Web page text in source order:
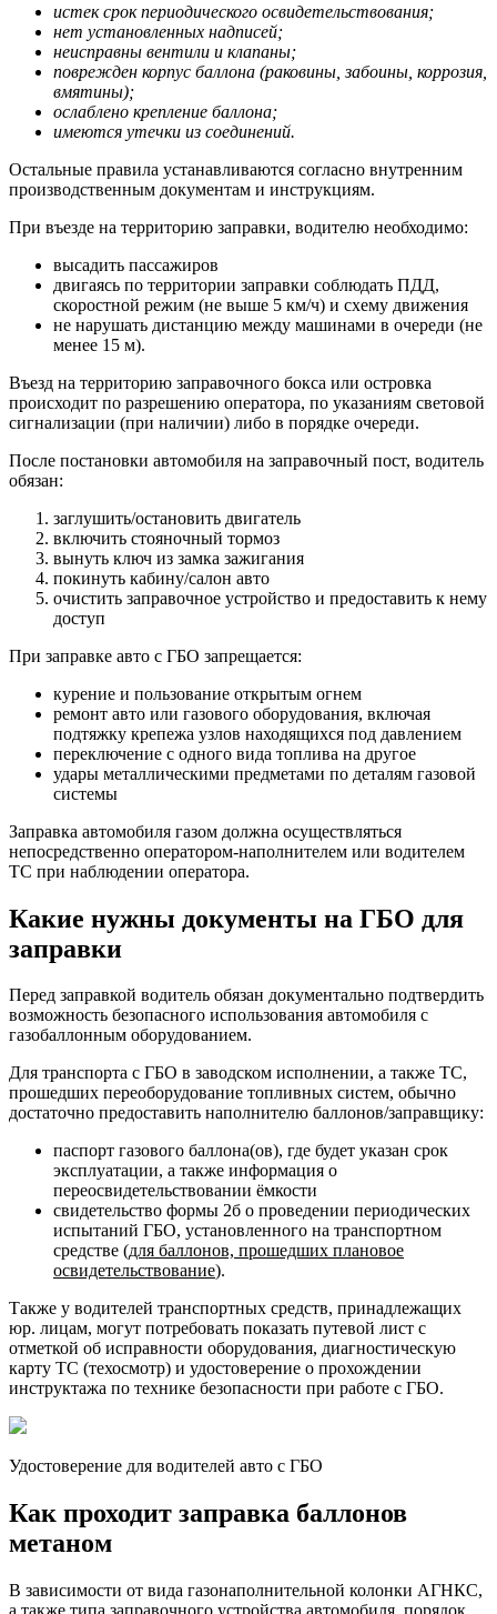
истек срок периодического освидетельствования;
нет установленных надписей;
неисправны вентили и клапаны;
поврежден корпус баллона (раковины, забоины, коррозия,
вмятины);
ослаблено крепление баллона;
имеются утечки из соединений.
Остальные правила устанавливаются согласно внутренним
производственным документам и инструкциям.
При въезде на территорию заправки, водителю необходимо:
высадить пассажиров
двигаясь по территории заправки соблюдать ПДД,
скоростной режим (не выше 5 км/ч) и схему движения
не нарушать дистанцию между машинами в очереди (не
менее 15 м).
Въезд на территорию заправочного бокса или островка
происходит по разрешению оператора, по указаниям световой
сигнализации (при наличии) либо в порядке очереди.
После постановки автомобиля на заправочный пост, водитель
обязан:
заглушить/остановить двигатель
включить стояночный тормоз
вынуть ключ из замка зажигания
покинуть кабину/салон авто
очистить заправочное устройство и предоставить к нему
доступ
При заправке авто с ГБО запрещается:
курение и пользование открытым огнем
ремонт авто или газового оборудования, включая
подтяжку крепежа узлов находящихся под давлением
переключение с одного вида топлива на другое
удары металлическими предметами по деталям газовой
системы
Заправка автомобиля газом должна осуществляться
непосредственно оператором-наполнителем или водителем
ТС при наблюдении оператора.
Какие нужны документы на ГБО для
заправки
Перед заправкой водитель обязан документально подтвердить
возможность безопасного использования автомобиля с
газобаллонным оборудованием.
Для транспорта с ГБО в заводском исполнении, а также ТС,
прошедших переоборудование топливных систем, обычно
достаточно предоставить наполнителю баллонов/заправщику:
паспорт газового баллона(ов), где будет указан срок
эксплуатации, а также информация о
переосвидетельствовании ёмкости
свидетельство формы 2б о проведении периодических
испытаний ГБО, установленного на транспортном
средстве (для баллонов, прошедших плановое
освидетельствование).
Также у водителей транспортных средств, принадлежащих
юр. лицам, могут потребовать показать путевой лист с
отметкой об исправности оборудования, диагностическую
карту ТС (техосмотр) и удостоверение о прохождении
инструктажа по технике безопасности при работе с ГБО.
Удостоверение для водителей авто с ГБО
Как проходит заправка баллонов
метаном
В зависимости от вида газонаполнительной колонки АГНКС,